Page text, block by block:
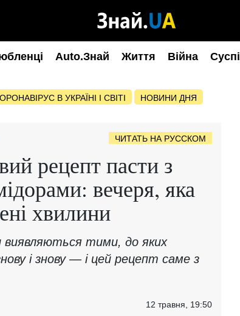
Auto.Знай Життя Війна
В УКРАЇНІ І СВІТІ НОВИНИ ДНЯ
ЧИТАТЬ НА РУССКОМ
рецепт пасти з
вечеря, яка
хвилини
виявляються тими, до яких
і знову — і цей рецепт саме з
12 травня, 19:50